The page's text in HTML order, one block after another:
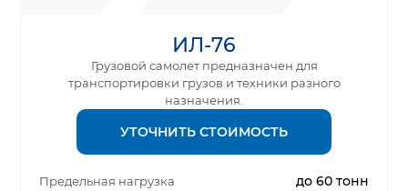
ИЛ-76
Грузовой самолет предназначен для
транспортировки грузов и техники разного
назначения.
УТОЧНИТЬ СТОИМОСТЬ
Предельная нагрузка до 60 тонн